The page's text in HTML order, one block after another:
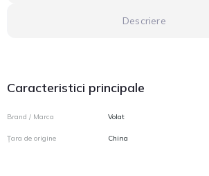
Descriere
Caracteristici principale
Brand / Marca Volat
Țara de origine China